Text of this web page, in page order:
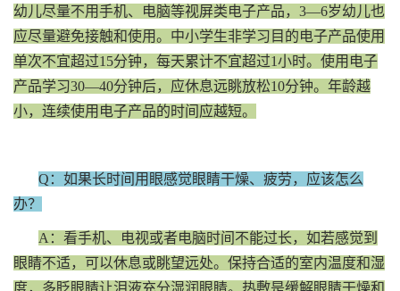
幼儿尽量不用手机、电脑等视屏类电子产品，3—6岁幼儿也
应尽量避免接触和使用。中小学生非学习目的电子产品使用
单次不宜超过15分钟，每天累计不宜超过1小时。使用电子
产品学习30—40分钟后，应休息远眺放松10分钟。年龄越
小，连续使用电子产品的时间应越短。
Q：如果长时间用眼感觉眼睛干燥、疲劳，应该怎么
办？
A：看手机、电视或者电脑时间不能过长，如若感觉到
眼睛不适，可以休息或眺望远处。保持合适的室内温度和湿
度，多眨眼睛让泪液充分湿润眼睛。热敷是缓解眼睛干燥和